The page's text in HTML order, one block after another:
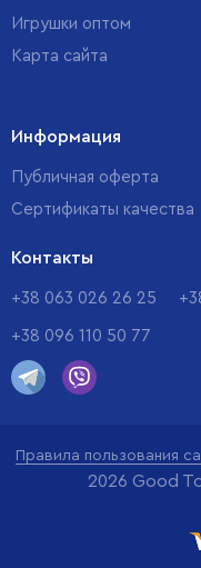
Игрушки оптом
Карта сайта
Информация
Публичная оферта
Сертификаты качества
Контакты
+38 063 026 26 25
+38 096 110 50 77
Правила пользования
2026 Good